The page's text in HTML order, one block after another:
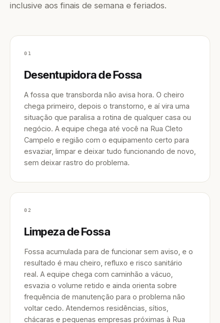
inclusive aos finais de semana e feriados.
01
Desentupidora de Fossa
A fossa que transborda não avisa hora. O cheiro
chega primeiro, depois o transtorno, e aí vira uma
situação que paralisa a rotina de qualquer casa ou
negócio. A equipe chega até você na Rua Cleto
Campelo e região com o equipamento certo para
esvaziar, limpar e deixar tudo funcionando de novo,
sem deixar rastro do problema.
02
Limpeza de Fossa
Fossa acumulada para de funcionar sem aviso, e o
resultado é mau cheiro, refluxo e risco sanitário
real. A equipe chega com caminhão a vácuo,
esvazia o volume retido e ainda orienta sobre
frequência de manutenção para o problema não
voltar cedo. Atendemos residências, sítios,
chácaras e pequenas empresas próximas à Rua